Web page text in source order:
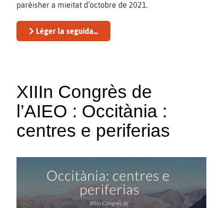
paréisher a mieitat d’octobre de 2021.
Léger la seguida...
XIIIn Congrès de
l’AIEO : Occitània :
centres e periferias